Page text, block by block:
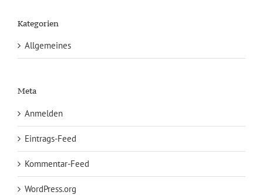
Kategorien
Allgemeines
Meta
Anmelden
Eintrags-Feed
Kommentar-Feed
WordPress.org